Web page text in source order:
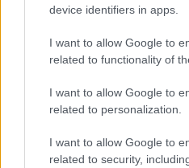
device identifiers in apps.
I want to allow Google to
related to functionality of
I want to allow Google to
related to personalization.
I want to allow Google to
related to security,
dominansen brutits eller
Vasagatan i Mora.
Prenumerera